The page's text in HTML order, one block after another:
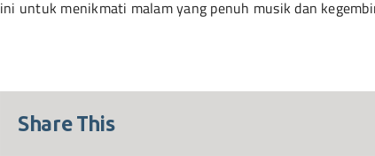
ini untuk menikmati malam yang penuh musik dan
Share This